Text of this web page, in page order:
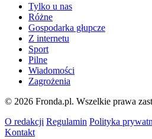
Tylko u nas
Różne
Gospodarka głupcze
Z internetu
Sport
Pilne
Wiadomości
Zagrożenia
© 2026 Fronda.pl. Wszelkie prawa
O redakcji Regulamin Polityka
Kontakt